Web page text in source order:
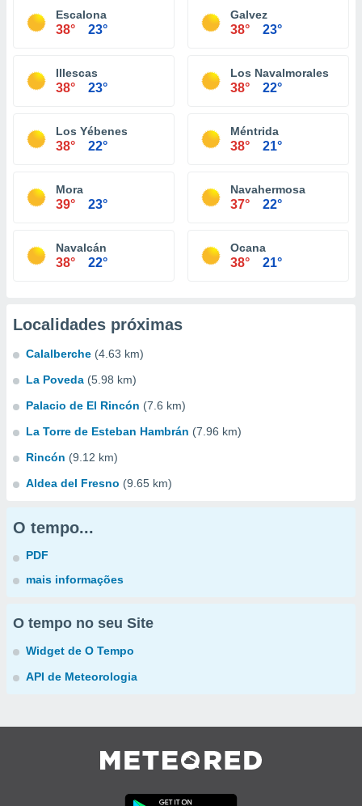
Escalona
38° 23°
Galvez
38° 23°
Illescas
38° 23°
Los Navalmorales
38° 22°
Los Yébenes
38° 22°
Méntrida
38° 21°
Mora
39° 23°
Navahermosa
37° 22°
Navalcán
38° 22°
Ocana
38° 21°
Localidades próximas
Calalberche (4.63 km)
La Poveda (5.98 km)
Palacio de El Rincón (7.6 km)
La Torre de Esteban Hambrán (7.96 km)
Rincón (9.12 km)
Aldea del Fresno (9.65 km)
O tempo...
PDF
mais informações
O tempo no seu Site
Widget de O Tempo
API de Meteorologia